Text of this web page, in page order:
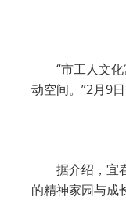
“市工人文
动空间。”2月9
据介绍，宜
的精神家园与成